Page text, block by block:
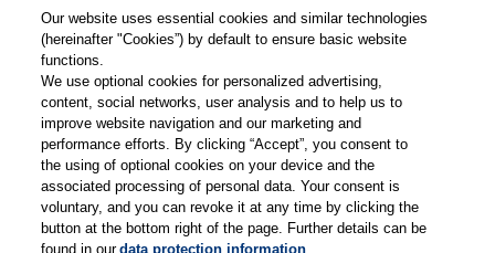
Thieme
Thieme Webshop
Thieme Corporate
Thieme Physiotherapie
Our website uses essential cookies and similar technologies
(hereinafter "Cookies”) by default to ensure basic website
functions.
We use optional cookies for personalized advertising,
content, social networks, user analysis and to help us to
improve website navigation and our marketing and
performance efforts. By clicking “Accept”, you consent to
the using of optional cookies on your device and the
associated processing of personal data. Your consent is
voluntary, and you can revoke it at any time by clicking the
button at the bottom right of the page. Further details can be
found in ourdata protection information